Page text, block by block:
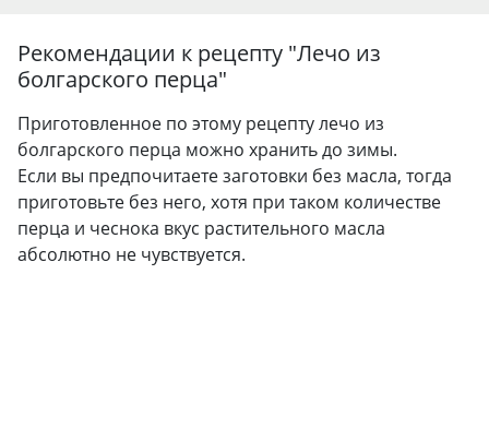
Рекомендации к рецепту "Лечо из
болгарского перца"
Приготовленное по этому рецепту лечо из
болгарского перца можно хранить до зимы.
Если вы предпочитаете заготовки без масла, тогда
приготовьте без него, хотя при таком количестве
перца и чеснока вкус растительного масла
абсолютно не чувствуется.